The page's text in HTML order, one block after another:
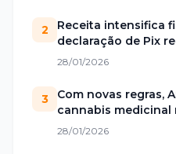
2
Receita intensifica
declaração de Pix
28/01/2026
3
Com novas regras,
cannabis medicinal
28/01/2026